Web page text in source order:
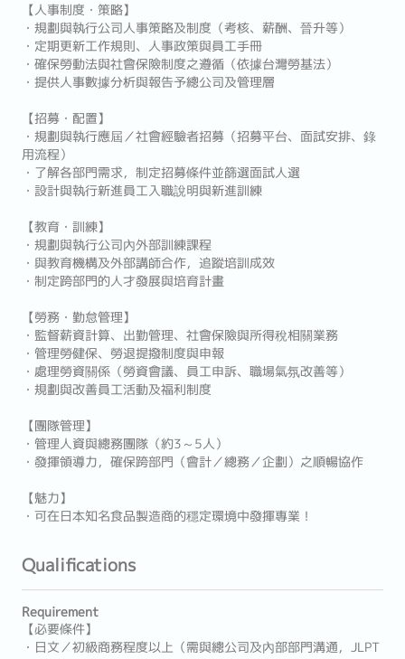
【人事制度・策略】
・規劃與執行公司人事策略及制度（考核、薪酬、晉升等）
・定期更新工作規則、人事政策與員工手冊
・確保勞動法與社會保險制度之遵循（依據台灣勞基法）
・提供人事數據分析與報告予總公司及管理層
【招募・配置】
・規劃與執行應屆／社會經驗者招募（招募平台、面試安排、錄
用流程）
・了解各部門需求，制定招募條件並篩選面試人選
・設計與執行新進員工入職說明與新進訓練
【教育・訓練】
・規劃與執行公司內外部訓練課程
・與教育機構及外部講師合作，追蹤培訓成效
・制定跨部門的人才發展與培育計畫
【勞務・勤怠管理】
・監督薪資計算、出勤管理、社會保險與所得稅相關業務
・管理勞健保、勞退提撥制度與申報
・處理勞資關係（勞資會議、員工申訴、職場氣氛改善等）
・規劃與改善員工活動及福利制度
【團隊管理】
・管理人資與總務團隊（約3～5人）
・發揮領導力，確保跨部門（會計／總務／企劃）之順暢協作
【魅力】
・可在日本知名食品製造商的穩定環境中發揮專業！
Qualifications
Requirement
【必要條件】
・日文／初級商務程度以上（需與總公司及內部部門溝通，JLPT